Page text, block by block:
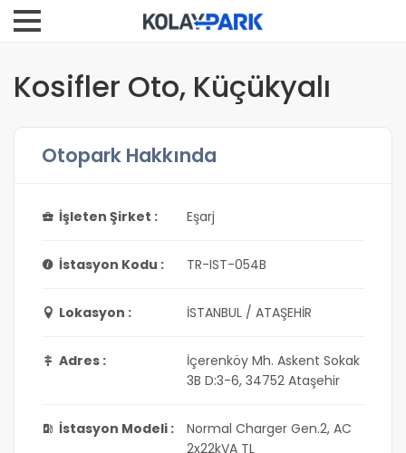
Kosifler Oto, Küçükyalı
Otopark Hakkında
İşleten Şirket : Eşarj
İstasyon Kodu : TR-IST-054B
Lokasyon : İSTANBUL / ATAŞEHİR
Adres :
İçerenköy Mh. Askent Sokak
3B D:3-6, 34752 Ataşehir
İstasyon Modeli :
Normal Charger Gen.2, AC
2x22kVA TL